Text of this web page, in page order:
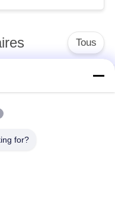
Tous
de station de
for?